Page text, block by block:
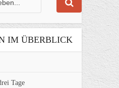
IM ÜBERBLICK
Tage